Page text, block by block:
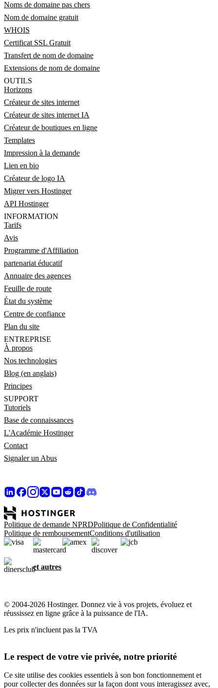
Noms de domaine pas chers
Nom de domaine gratuit
WHOIS
Certificat SSL Gratuit
Transfert de nom de domaine
Extensions de nom de domaine
OUTILS
Horizons
Créateur de sites internet
Créateur de sites internet IA
Créateur de boutiques en ligne
Templates
Impression à la demande
Lien en bio
Créateur de logo IA
Migrer vers Hostinger
API Hostinger
INFORMATION
Tarifs
Avis
Programme d'Affiliation
partenariat éducatif
Annuaire des agences
Feuille de route
État du système
Centre de confiance
Plan du site
ENTREPRISE
À propos
Nos technologies
Blog (en anglais)
Principes
SUPPORT
Tutoriels
Base de connaissances
L'Académie Hostinger
Contact
Signaler un Abus
Politique de demande NPRDPolitique de Confidentialité
Politique de remboursementConditions d'utilisation
et autres
© 2004-2026 Hostinger. Donnez vie à vos projets, évoluez et
réussissez en ligne grâce à la puissance de l'IA.
Les prix n'incluent pas la TVA
Le respect de votre vie privée, notre priorité
Ce site utilise des cookies essentiels à son bon fonctionnement et
pour collecter des données sur la façon dont vous interagissez avec,